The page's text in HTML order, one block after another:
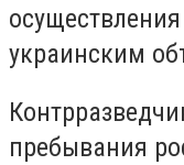
украинским
пребывания